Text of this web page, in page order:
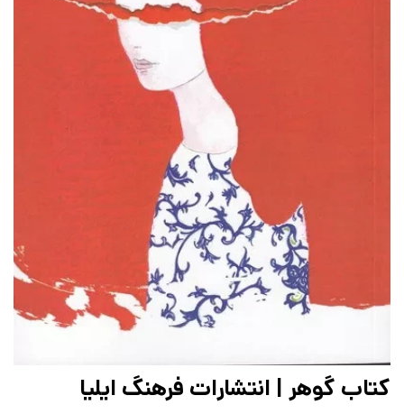
کتاب گوهر | انتشارات فرهنگ ایلیا